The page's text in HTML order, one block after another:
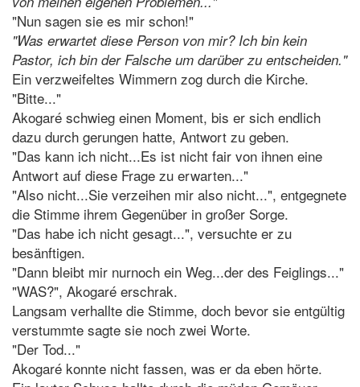
"Nun sagen sie es mir schon!"
"Was erwartet diese Person von mir? Ich bin kein
Pastor, ich bin der Falsche um darüber zu entscheiden."
Ein verzweifeltes Wimmern zog durch die Kirche.
"Bitte..."
Akogaré schwieg einen Moment, bis er sich endlich
dazu durch gerungen hatte, Antwort zu geben.
"Das kann ich nicht...Es ist nicht fair von ihnen eine
Antwort auf diese Frage zu erwarten..."
"Also nicht...Sie verzeihen mir also nicht...", entgegnete
die Stimme ihrem Gegenüber in großer Sorge.
"Das habe ich nicht gesagt...", versuchte er zu
besänftigen.
"Dann bleibt mir nurnoch ein Weg...der des Feiglings..."
"WAS?", Akogaré erschrak.
Langsam verhallte die Stimme, doch bevor sie entgültig
verstummte sagte sie noch zwei Worte.
"Der Tod..."
Akogaré konnte nicht fassen, was er da eben hörte.